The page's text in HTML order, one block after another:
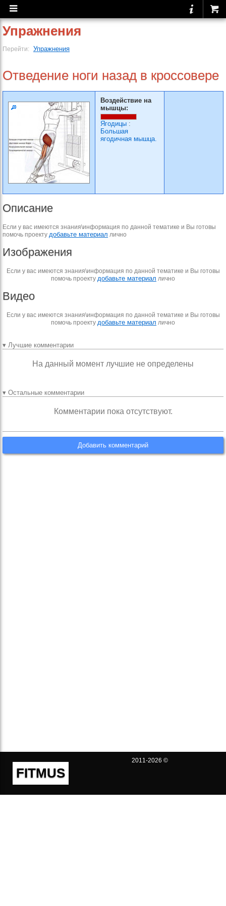
Упражнения
Перейти: Упражнения
Отведение ноги назад в кроссовере
Воздействие на
мышцы:
Ягодицы :
Большая
ягодичная мышца.
Описание
Если у вас имеются знания\информация по данной тематике и Вы готовы
помочь проекту добавьте материал лично
Изображения
Если у вас имеются знания\информация по данной тематике и Вы готовы
помочь проекту добавьте материал лично
Видео
Если у вас имеются знания\информация по данной тематике и Вы готовы
помочь проекту добавьте материал лично
▾ Лучшие комментарии
На данный момент лучшие не определены
▾ Остальные комментарии
Комментарии пока отсутствуют.
Добавить комментарий
FITMUS
2011-2026 ©